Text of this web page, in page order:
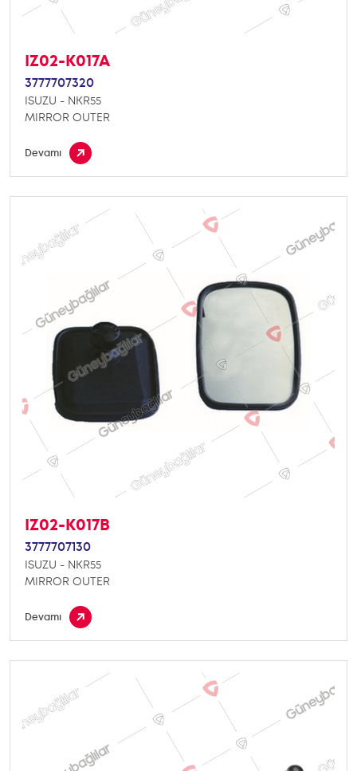
IZ02-K017A
3777707320
ISUZU - NKR55
MIRROR OUTER
Devamı
IZ02-K017B
3777707130
ISUZU - NKR55
MIRROR OUTER
Devamı